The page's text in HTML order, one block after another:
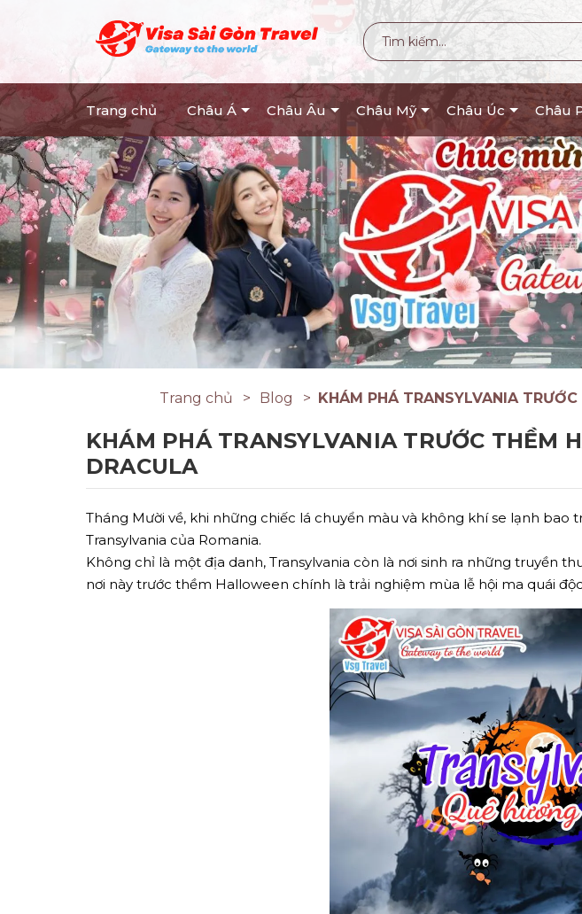
Trang chủ Châu Á Châu Âu Châu Mỹ Châu Úc Châu
Trang chủ Blog KHÁM PHÁ TRANSYLVANIA
KHÁM PHÁ TRANSYLVANIA TRƯỚC THỀM
DRACULA
Tháng Mười về, khi những chiếc lá chuyển màu và không khí se lạnh
Transylvania của Romania.
Không chỉ là một địa danh, Transylvania còn là nơi sinh ra những truyền
nơi này trước thềm Halloween chính là trải nghiệm mùa lễ hội ma quái